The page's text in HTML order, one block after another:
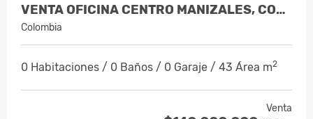
VENTA OFICINA CENTRO MANIZALES, COD 9…
Colombia
0 Habitaciones / 0 Baños / 0 Garaje / 43 Área m2
Venta